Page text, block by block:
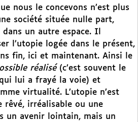
nous le concevons n’est plus
société située nulle part,
un autre espace. Il
l’utopie logée dans le présent,
fin, ici et maintenant. Ainsi le
réalisé(c’est souvent le
lui a frayé la voie) et
virtualité. L’utopie n’est
rêvé, irréalisable ou une
un avenir lointain, mais un